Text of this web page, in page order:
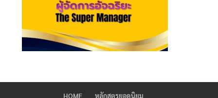
HOME หลักสูตรยอดนิยม